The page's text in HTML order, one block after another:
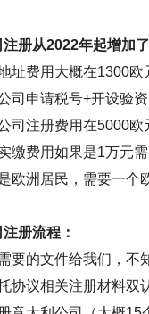
册从2022年起增加
址费用大概在1300欧
司申请税号+开设验
司注册费用在5000欧
缴费用如果是1万元
欧洲居民，需要一个
册流程：
要的文件给我们，不
协议相关注册材料双